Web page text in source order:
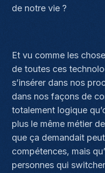
de notre vie ?
Et vu comme les
de toutes ces
s’insérer dans nos
dans nos façons de
totalement logique
plus le même métier
que ça demandait
compétences, mais
personnes qui